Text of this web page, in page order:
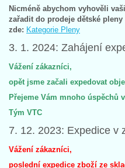
Nicméně abychom vyhověli
zařadit do prodeje dětské pleny
zde: Kategorie Pleny
3. 1. 2024: Zahájení
Vážení zákazníci,
opět jsme začali expedovat
Přejeme Vám mnoho úspěchů
Tým VTC
7. 12. 2023: Expedice v
Vážení zákazníci,
poslední expedice zboží ze